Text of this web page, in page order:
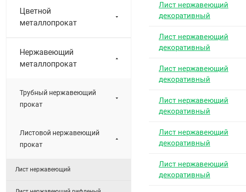
Цветной
металлопрокат
Нержавеющий
металлопрокат
Трубный нержавеющий
прокат
Листовой нержавеющий
прокат
Лист нержавеющий
Лист нержавеющий
декоративный
Лист нержавеющий
декоративный
Лист нержавеющий
декоративный
Лист нержавеющий
декоративный
Лист нержавеющий
декоративный
Лист нержавеющий
декоративный